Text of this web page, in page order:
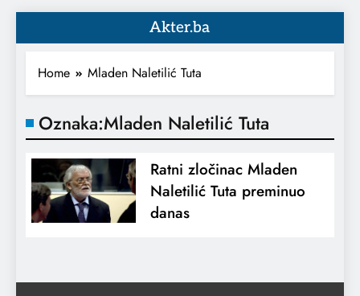
Akter.ba
Home Mladen Naletilić Tuta
Oznaka:Mladen Naletilić Tuta
Ratni zločinac Mladen
Naletilić Tuta preminuo
danas